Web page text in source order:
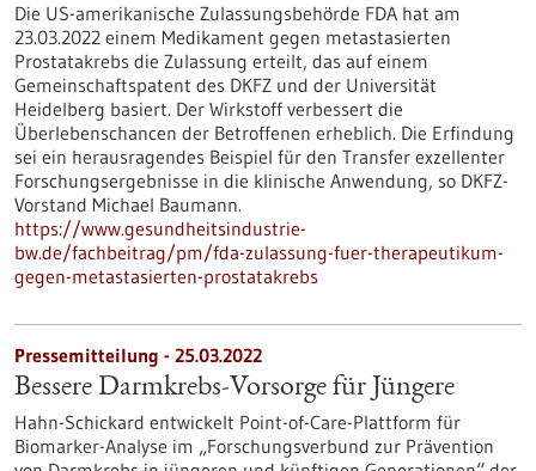
Die US-amerikanische Zulassungsbehörde FDA hat am
23.03.2022 einem Medikament gegen metastasierten
Prostatakrebs die Zulassung erteilt, das auf einem
Gemeinschaftspatent des DKFZ und der Universität
Heidelberg basiert. Der Wirkstoff verbessert die
Überlebenschancen der Betroffenen erheblich. Die Erfindung
sei ein herausragendes Beispiel für den Transfer exzellenter
Forschungsergebnisse in die klinische Anwendung, so DKFZ-
Vorstand Michael Baumann.
https://www.gesundheitsindustrie-
bw.de/fachbeitrag/pm/fda-zulassung-fuer-therapeutikum-
gegen-metastasierten-prostatakrebs
Pressemitteilung - 25.03.2022
Bessere Darmkrebs-Vorsorge für Jüngere
Hahn-Schickard entwickelt Point-of-Care-Plattform für
Biomarker-Analyse im „Forschungsverbund zur Prävention